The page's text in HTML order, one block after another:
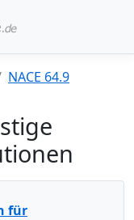
NACE 64.9
für